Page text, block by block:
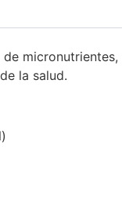
la salud.